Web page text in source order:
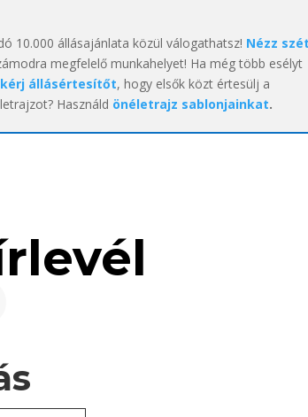
10.000 állásajánlata közül válogathatsz! Nézz
megfelelő munkahelyet! Ha még több esélyt
kérj állásértesítőt, hogy elsők közt értesülj a
Használd önéletrajz sablonjainkat.